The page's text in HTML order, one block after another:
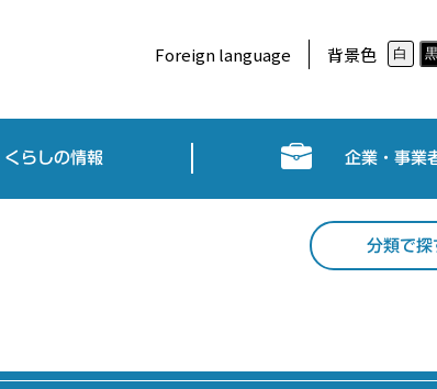
Foreign language 背景色 白
くらしの情報 企業・事業
分類で探